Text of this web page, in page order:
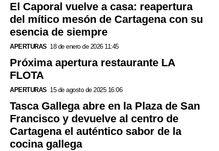
El Caporal vuelve a casa: reapertura
del mítico mesón de Cartagena con su
esencia de siempre
APERTURAS 18 de enero de 2026 11:45
Próxima apertura restaurante LA
FLOTA
APERTURAS 15 de agosto de 2025 16:06
Tasca Gallega abre en la Plaza de San
Francisco y devuelve al centro de
Cartagena el auténtico sabor de la
cocina gallega